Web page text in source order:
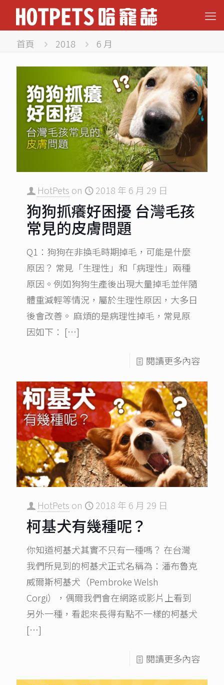
首頁 2018 6 月
HotPets on 2018 年 6 月 29 日
狗狗抓癢好困擾 台灣毛孩
常見的皮膚問題
Q1：狗狗在非換毛時期掉毛，可能是什麼
原因？ 常見「生理性」和「病理性」兩種
原因。例如狗狗生產後出現大量掉毛並伴隨
體重減輕等情況，屬於生理性原因，大多日
後會改善。 麻煩的是病理性掉毛，常見原
因如下： […]
閱讀更多內容
HotPets on 2018 年 6 月 29 日
柯基犬有幾種呢？
你知道柯基犬其實不只有一種嗎？ 在台灣
我們所見到的柯基犬正式名稱為：潘布魯克
威爾斯柯基犬（Pembroke Welsh
Corgi），偶爾我們會在網路或影片上看到
另外一種，看起來長得有點不一樣的柯基犬
[…]
閱讀更多內容